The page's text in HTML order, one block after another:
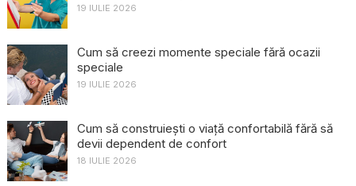
19 IULIE 2026
Cum să creezi momente speciale fără ocazii
speciale
19 IULIE 2026
Cum să construiești o viață confortabilă fără să
devii dependent de confort
18 IULIE 2026